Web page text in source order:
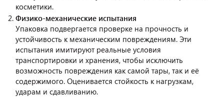
косметики.
Физико-механические испытания
Упаковка подвергается проверке на прочность и
устойчивость к механическим повреждениям. Эти
испытания имитируют реальные условия
транспортировки и хранения, чтобы исключить
возможность повреждения как самой тары, так и её
содержимого. Оценивается стойкость к нагрузкам,
ударам и сдавливанию.